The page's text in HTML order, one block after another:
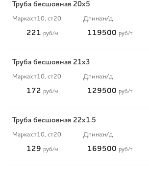
Труба бесшовная 20х5
Марка:ст10, ст20 Длина:н/д
221 руб/м 119500 руб/т
Труба бесшовная 21х3
Марка:ст10, ст20 Длина:н/д
172 руб/м 129500 руб/т
Труба бесшовная 22х1.5
Марка:ст10, ст20 Длина:н/д
129 руб/м 169500 руб/т